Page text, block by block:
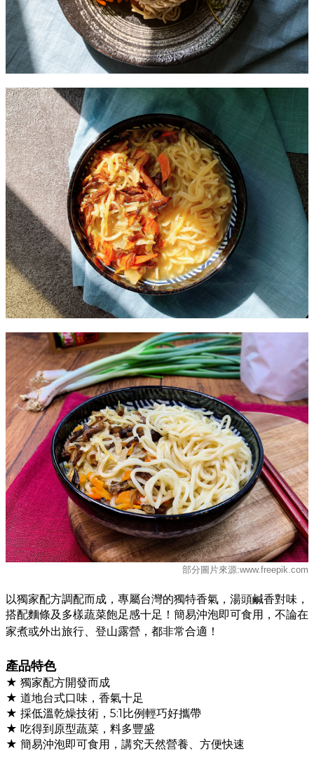
部分圖片來源:www.freepik.com
以獨家配方調配而成，專屬台灣的獨特香氣，湯頭鹹香對味，
搭配麵條及多樣蔬菜飽足感十足！簡易沖泡即可食用，不論在
家煮或外出旅行、登山露營，都非常合適！
產品特色
★ 獨家配方開發而成
★ 道地台式口味，香氣十足
★ 採低溫乾燥技術，5:1比例輕巧好攜帶
★ 吃得到原型蔬菜，料多豐盛
★ 簡易沖泡即可食用，講究天然營養、方便快速